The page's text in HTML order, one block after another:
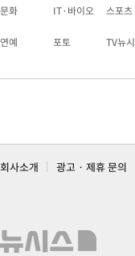
문화 IT·바이오 스포츠
연예 포토 TV뉴
회사소개 광고 · 제휴 문의